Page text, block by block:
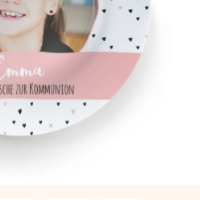
17:00 Uhr
- 13:00 Uhr